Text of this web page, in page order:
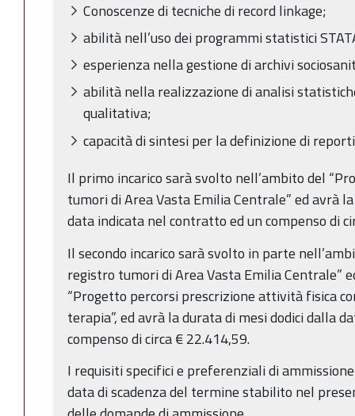
Conoscenze di tecniche di record linkage;
abilità nell’uso dei programmi statistici
esperienza nella gestione di archivi
abilità nella realizzazione di analisi
qualitativa;
capacità di sintesi per la definizione di
Il primo incarico sarà svolto nell’ambito del
tumori di Area Vasta Emilia Centrale” ed avrà
data indicata nel contratto ed un compenso di
Il secondo incarico sarà svolto in parte
registro tumori di Area Vasta Emilia Centrale”
“Progetto percorsi prescrizione attività fisica
terapia”, ed avrà la durata di mesi dodici dalla
compenso di circa € 22.414,59.
I requisiti specifici e preferenziali di
data di scadenza del termine stabilito nel